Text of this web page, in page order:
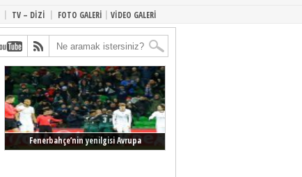
| TV – DİZİ | FOTO GALERİ | VİDEO GALERİ
Fenerbahçe’nin yenilgisi Avrupa